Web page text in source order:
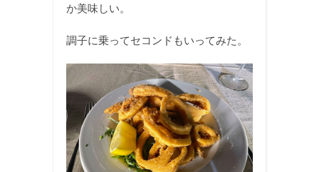
か美味しい。
調子に乗ってセコンドもいってみた。